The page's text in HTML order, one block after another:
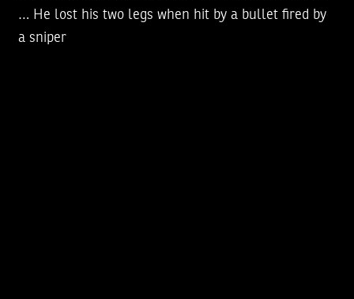
… He lost his two legs when hit by a bullet fired by
a sniper